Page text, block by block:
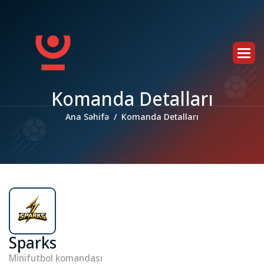
Komanda Detalları
Ana Səhifə Komanda Detalları
Sparks
Minifutbol komandası